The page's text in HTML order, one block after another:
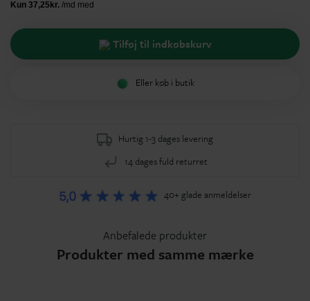
Tilføj til indkøbskurv
Eller køb i butik
Hurtig 1-3 dages levering
14 dages fuld returret
40+ glade anmeldelser
Anbefalede produkter
Produkter med samme mærke